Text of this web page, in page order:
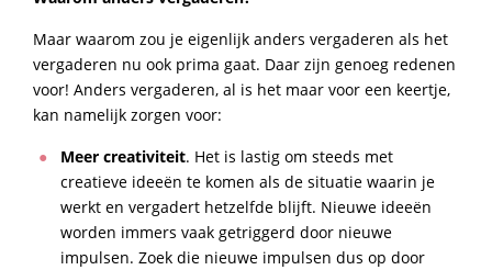
Maar waarom zou je eigenlijk anders vergaderen als het
vergaderen nu ook prima gaat. Daar zijn genoeg redenen
voor! Anders vergaderen, al is het maar voor een keertje,
kan namelijk zorgen voor:
Meer creativiteit. Het is lastig om steeds met
creatieve ideeën te komen als de situatie waarin je
werkt en vergadert hetzelfde blijft. Nieuwe ideeën
worden immers vaak getriggerd door nieuwe
impulsen. Zoek die nieuwe impulsen dus op door